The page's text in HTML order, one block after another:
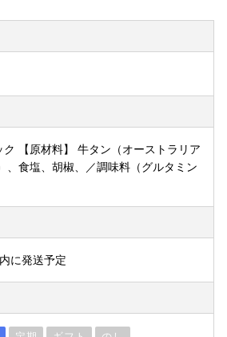
【原材料】 牛タン（オーストラリア
、食塩、胡椒、／調味料（グルタミン
に発送予定